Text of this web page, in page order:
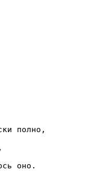
полно,
оно.